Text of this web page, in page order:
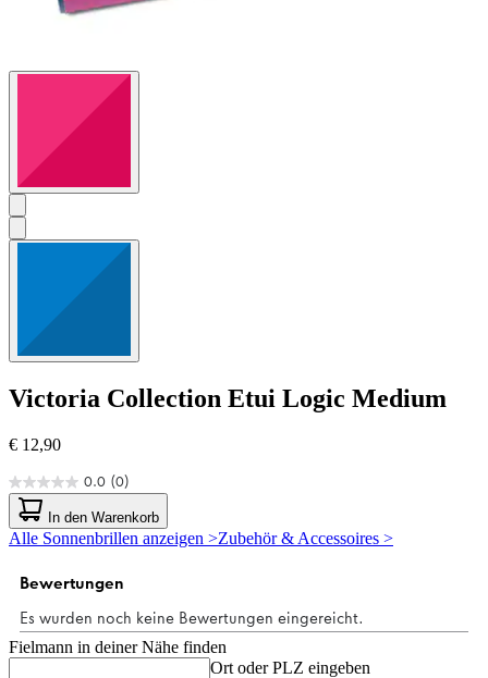
Victoria Collection Etui Logic Medium
€ 12,90
0.0 (0)
0.0
von
5
Sternen.
In den Warenkorb
Alle Sonnenbrillen anzeigen >Zubehör & Accessoires >
Fielmann in deiner Nähe finden
Ort oder PLZ eingeben